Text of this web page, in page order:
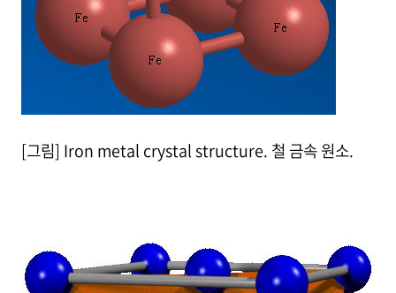
[그림] Iron metal crystal structure. 철 금속 원소.